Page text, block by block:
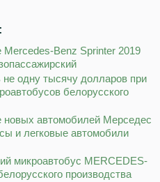
Benz Sprinter 2019
не одну тысячу долларов при
белорусского
новых автомобилей Мерседес
и легковые автомобили
микроавтобус MERCEDES-
производства